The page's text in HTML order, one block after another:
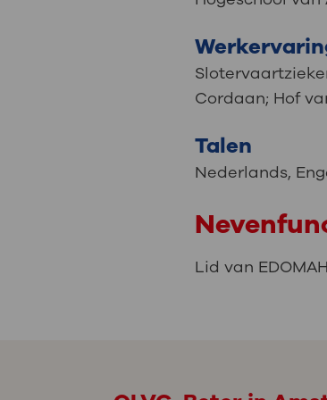
Cordaan; Hof
Talen
Nederlands,
Lid van EDOMAH